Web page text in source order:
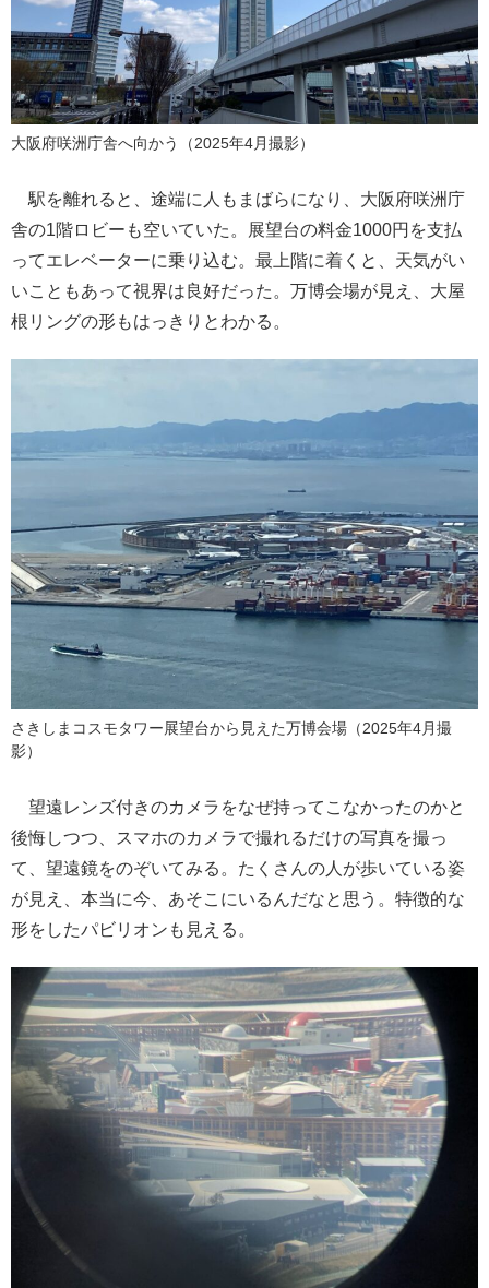
大阪府咲洲庁舎へ向かう（2025年4月撮影）
駅を離れると、途端に人もまばらになり、大阪府咲洲庁
舎の1階ロビーも空いていた。展望台の料金1000円を支払
ってエレベーターに乗り込む。最上階に着くと、天気がい
いこともあって視界は良好だった。万博会場が見え、大屋
根リングの形もはっきりとわかる。
さきしまコスモタワー展望台から見えた万博会場（2025年4月撮
影）
望遠レンズ付きのカメラをなぜ持ってこなかったのかと
後悔しつつ、スマホのカメラで撮れるだけの写真を撮っ
て、望遠鏡をのぞいてみる。たくさんの人が歩いている姿
が見え、本当に今、あそこにいるんだなと思う。特徴的な
形をしたパビリオンも見える。